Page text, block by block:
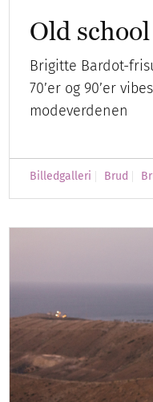
Old
Brigitte Bardot-
70’er og 90’er
modeverdenen
Billedgalleri Brud